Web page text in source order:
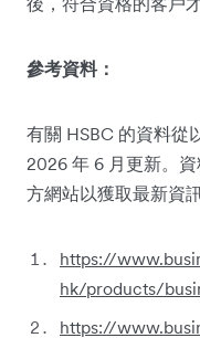
參考資料：
有關 HSBC 的資料從
2026 年 6 月更新。
方網站以獲取最新資訊
https://
hk/products/
https://